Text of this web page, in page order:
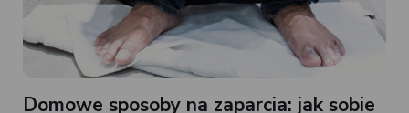
Domowe sposoby na zaparcia: jak sobie